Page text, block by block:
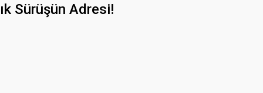
Sürüşün Adresi!